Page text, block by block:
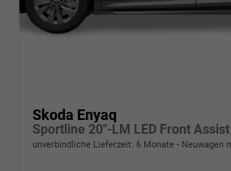
Skoda Enyaq
Sportline 20"-LM LED Front
unverbindliche Lieferzeit: 6 Monate Neuwagen